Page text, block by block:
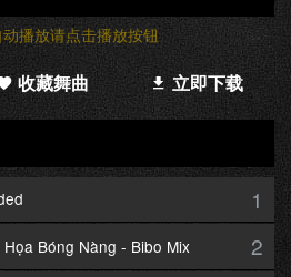
播放请点击播放按钮
收藏舞曲 立即下载
1
Họa Bóng Nàng - Bibo Mix 2